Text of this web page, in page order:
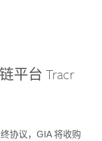
平台 Tracr
协议，GIA 将收购